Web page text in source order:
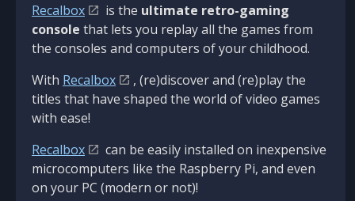
Recalbox is the ultimate retro-gaming
console that lets you replay all the games from
the consoles and computers of your childhood.
With Recalbox
, (re)discover and (re)play the
titles that have shaped the world of video games
with ease!
Recalbox
can be easily installed on inexpensive
microcomputers like the Raspberry Pi, and even
on your PC (modern or not)!